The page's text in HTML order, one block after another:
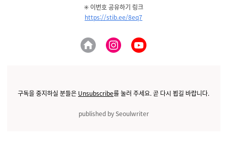
✳️ 이번호 공유하기 링크
https://stib.ee/8eq7
구독을 중지하실 분들은 Unsubscribe를 눌러 주세요. 곧 다시 뵙길 바랍니다.
published by Seoulwriter